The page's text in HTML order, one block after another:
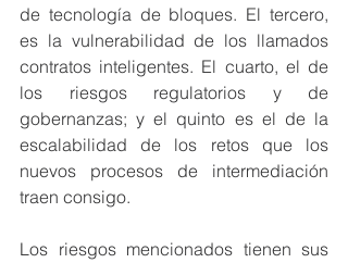
de tecnología de bloques. El tercero,
es la vulnerabilidad de los llamados
contratos inteligentes. El cuarto, el de
los riesgos regulatorios y de
gobernanzas; y el quinto es el de la
escalabilidad de los retos que los
nuevos procesos de intermediación
traen consigo.
Los riesgos mencionados tienen sus